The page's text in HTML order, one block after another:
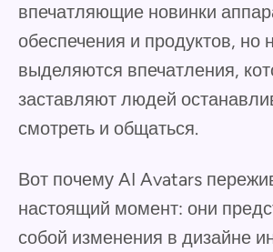
впечатляющие новинки
обеспечения и продуктов, но
выделяются впечатления,
заставляют людей
смотреть и общаться.
Вот почему AI Avatars
настоящий момент: они
собой изменения в дизайне